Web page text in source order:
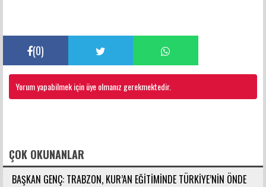
(0)
Yorum yapabilmek için üye olmanız gerekmektedir.
ÇOK OKUNANLAR
BAŞKAN GENÇ: TRABZON, KUR’AN EĞİTİMİNDE TÜRKİYE’NİN ÖNDE